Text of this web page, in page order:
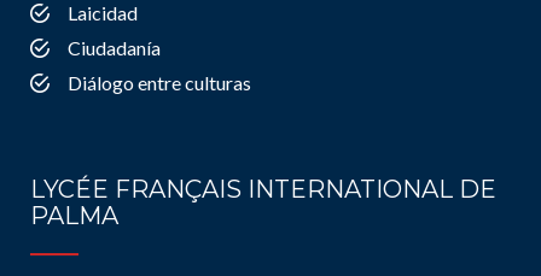
Laicidad
Ciudadanía
Diálogo entre culturas
LYCÉE FRANÇAIS INTERNATIONAL DE
PALMA